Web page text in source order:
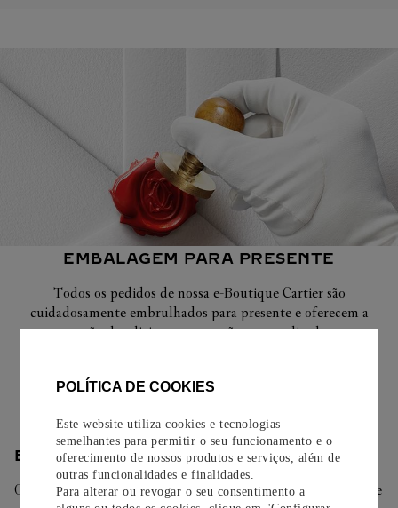
POLÍTICA DE COOKIES
Este website utiliza cookies e tecnologias
semelhantes para permitir o seu funcionamento e o
oferecimento de nossos produtos e serviços, além de
outras funcionalidades e finalidades.
Para alterar ou revogar o seu consentimento a
EMBALAGEM PARA PRESENTE
Todos os pedidos de nossa e-Boutique Cartier são
cuidadosamente embrulhados para presente e oferecem a
opção de adicionar um cartão personalizado.
ENTREGA/DEVOLUÇÃO
Oferecemos diferentes opções de entrega. Selecione o envio de